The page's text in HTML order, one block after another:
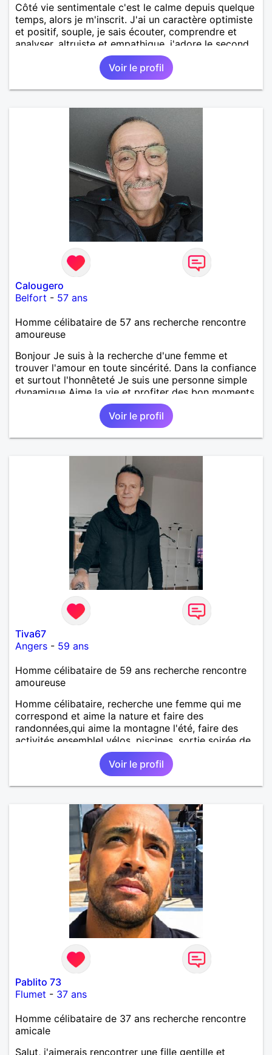
Côté vie sentimentale c'est le calme depuis quelque
temps, alors je m'inscrit. J'ai un caractère optimiste
et positif, souple, je sais écouter, comprendre et
analyser, altruiste et empathique, j'adore le second
degré, plutôt pragmatique, jovial, responsable,
gentil, compréhensif et respectueux.
Voir le profil
Calougero
Belfort - 57 ans
Homme célibataire de 57 ans recherche rencontre
amoureuse
Bonjour Je suis à la recherche d'une femme et
trouver l'amour en toute sincérité. Dans la confiance
et surtout l'honnêteté Je suis une personne simple
dynamique Aime la vie et profiter des bon moments.
Attentif chaleureux Au plaisir de ce rencontrer A
Voir le profil
Tiva67
Angers - 59 ans
Homme célibataire de 59 ans recherche rencontre
amoureuse
Homme célibataire, recherche une femme qui me
correspond et aime la nature et faire des
randonnées,qui aime la montagne l'été, faire des
activités ensemble! vélos, piscines, sortie soirée de
temps en temps danser et autres...!une femme
sincère et ouverte à la discussion et qui est fidèle à
Voir le profil
Pablito 73
Flumet - 37 ans
Homme célibataire de 37 ans recherche rencontre
amicale
Salut, j'aimerais rencontrer une fille gentille et